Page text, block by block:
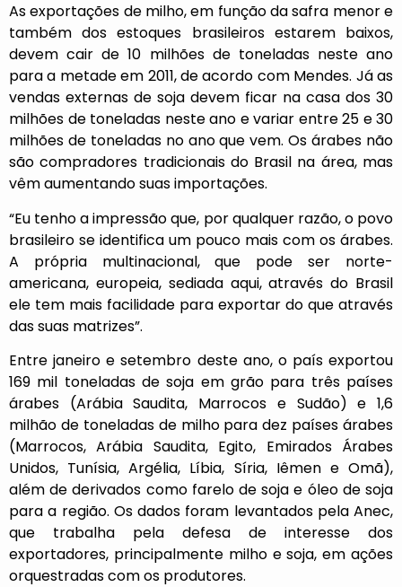
As exportações de milho, em função da safra menor e
também dos estoques brasileiros estarem baixos,
devem cair de 10 milhões de toneladas neste ano
para a metade em 2011, de acordo com Mendes. Já as
vendas externas de soja devem ficar na casa dos 30
milhões de toneladas neste ano e variar entre 25 e 30
milhões de toneladas no ano que vem. Os árabes não
são compradores tradicionais do Brasil na área, mas
vêm aumentando suas importações.
“Eu tenho a impressão que, por qualquer razão, o povo
brasileiro se identifica um pouco mais com os árabes.
A própria multinacional, que pode ser norte-
americana, europeia, sediada aqui, através do Brasil
ele tem mais facilidade para exportar do que através
das suas matrizes”.
Entre janeiro e setembro deste ano, o país exportou
169 mil toneladas de soja em grão para três países
árabes (Arábia Saudita, Marrocos e Sudão) e 1,6
milhão de toneladas de milho para dez países árabes
(Marrocos, Arábia Saudita, Egito, Emirados Árabes
Unidos, Tunísia, Argélia, Líbia, Síria, Iêmen e Omã),
além de derivados como farelo de soja e óleo de soja
para a região. Os dados foram levantados pela Anec,
que trabalha pela defesa de interesse dos
exportadores, principalmente milho e soja, em ações
orquestradas com os produtores.